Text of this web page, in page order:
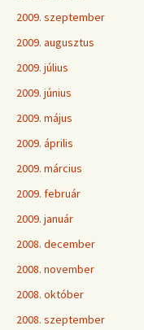
2009. szeptember
2009. augusztus
2009. július
2009. június
2009. május
2009. április
2009. március
2009. február
2009. január
2008. december
2008. november
2008. október
2008. szeptember